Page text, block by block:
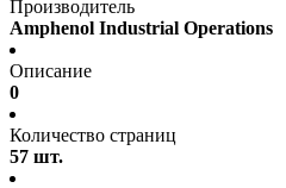
Производитель
Amphenol Industrial Operations
Описание
0
Количество страниц
57 шт.